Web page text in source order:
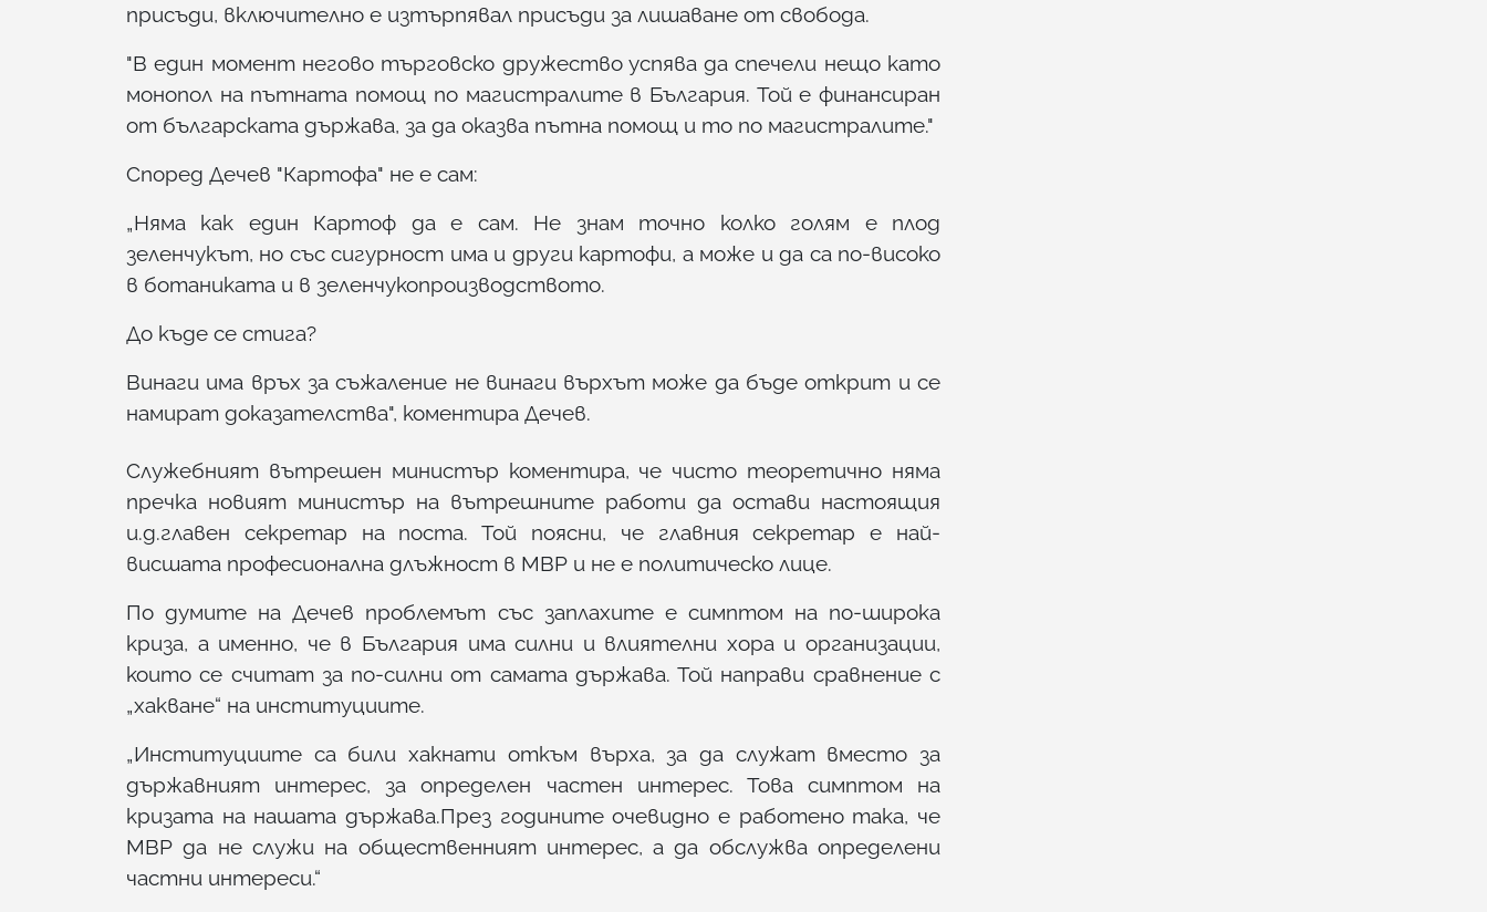
присъди, включително е изтърпявал присъди за лишаване от свобода.
"В един момент негово търговско дружество успява да спечели нещо като
монопол на пътната помощ по магистралите в България. Той е финансиран
от българската държава, за да оказва пътна помощ и то по магистралите."
Според Дечев "Картофа" не е сам:
„Няма как един Картоф да е сам. Не знам точно колко голям е плод
зеленчукът, но със сигурност има и други картофи, а може и да са по-високо
в ботаниката и в зеленчукопроизводството.
До къде се стига?
Винаги има връх за съжаление не винаги върхът може да бъде открит и се
намират доказателства", коментира Дечев.
Служебният вътрешен министър коментира, че чисто теоретично няма
пречка новият министър на вътрешните работи да остави настоящия
и.д.главен секретар на поста. Той поясни, че главния секретар е най-
висшата професионална длъжност в МВР и не е политическо лице.
По думите на Дечев проблемът със заплахите е симптом на по-широка
криза, а именно, че в България има силни и влиятелни хора и организации,
които се считат за по-силни от самата държава. Той направи сравнение с
„хакване“ на институциите.
„Институциите са били хакнати откъм върха, за да служат вместо за
държавният интерес, за определен частен интерес. Това симптом на
кризата на нашата държава.През годините очевидно е работено така, че
МВР да не служи на общественният интерес, а да обслужва определени
частни интереси.“